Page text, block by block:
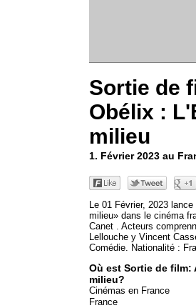
Sortie de
Obélix :
milieu
1. Février 2023 au
Le 01 Février, 2023
milieu» dans le cinéma
Canet . Acteurs
Lellouche y Vincent
Comédie. Nationalité :
Où est Sortie de film:
milieu?
Cinémas en France
France